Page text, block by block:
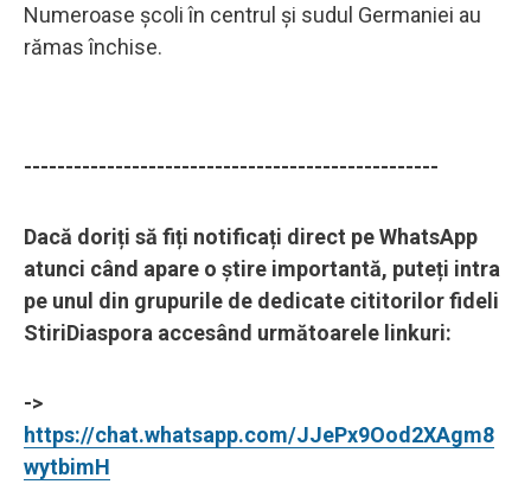
Numeroase școli în centrul și sudul Germaniei au
rămas închise.
--------------------------------------------------
Dacă doriți să fiți notificați direct pe WhatsApp
atunci când apare o știre importantă, puteți intra
pe unul din grupurile de dedicate cititorilor fideli
StiriDiaspora accesând următoarele linkuri:
->
https://chat.whatsapp.com/JJePx9Ood2XAgm8
wytbimH